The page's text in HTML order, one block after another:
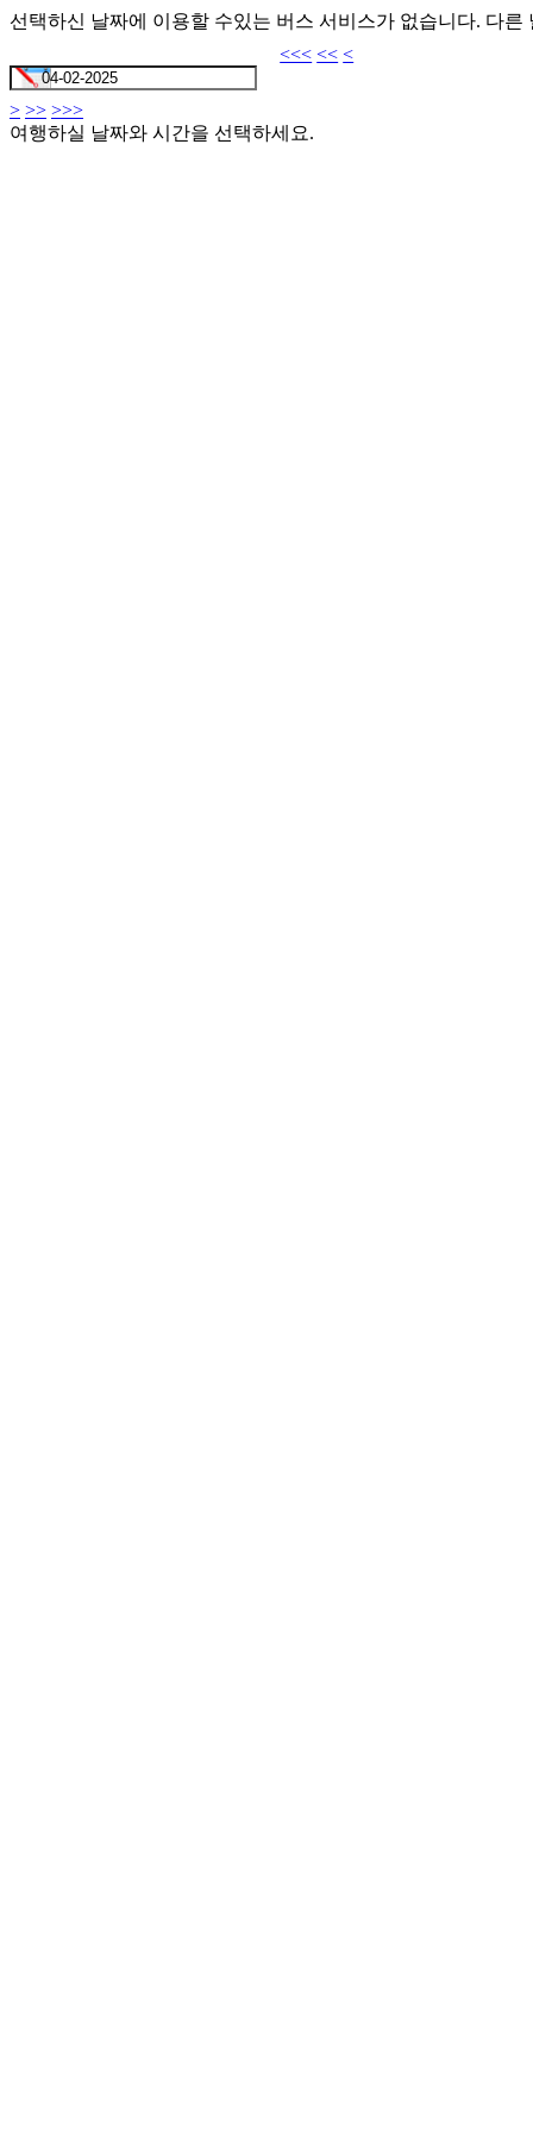
선택하신 날짜에 이용할 수있는 버스 서비스가 없습니다. 다
<<< << <
> >> >>>
여행하실 날짜와 시간을 선택하세요.